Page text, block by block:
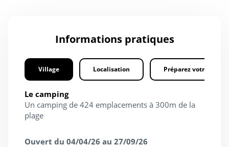
Informations pratiques
Village Localisation Préparez votre séjour
Le camping
Un camping de 424 emplacements à 300m de la
plage
Ouvert du 04/04/26 au 27/09/26